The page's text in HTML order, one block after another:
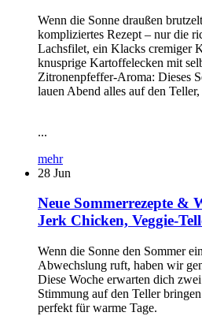
Wenn die Sonne draußen
kompliziertes Rezept – nur die
Lachsfilet, ein Klacks cremiger
knusprige Kartoffelecken mit
Zitronenpfeffer-Aroma: Dieses
lauen Abend alles auf den
...
mehr
28 Jun
Neue Sommerrezepte &
Jerk Chicken, Veggie-
Wenn die Sonne den Sommer
Abwechslung ruft, haben wir
Diese Woche erwarten dich
Stimmung auf den Teller
perfekt für warme Tage.